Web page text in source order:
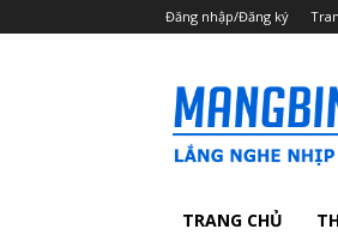
Đăng nhập/Đăng ký
TRANG CHỦ